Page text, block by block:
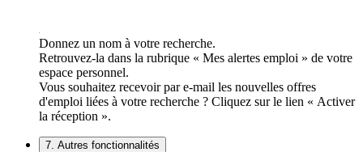
Donnez un nom à votre recherche.
Retrouvez-la dans la rubrique « Mes alertes emploi » de votre
espace personnel.
Vous souhaitez recevoir par e-mail les nouvelles offres
d'emploi liées à votre recherche ? Cliquez sur le lien « Activer
la réception ».
7. Autres fonctionnalités